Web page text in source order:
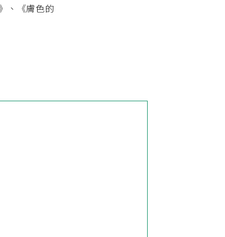
、《膚色的